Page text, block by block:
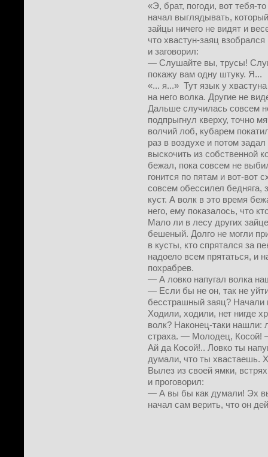
«Э, брат, погоди, вот тебя-
начал выглядывать,
зайцы ничего не видят и
что хвастун-заяц
и заговорил:
— Слушайте вы, трусы!
покажу вам одну штуку. Я...
«... я...» Тут язык у
на него волка. Другие не
Дальше случилась совсем
подпрыгнул кверху, точно
волчий лоб, кубарем
раз в воздухе и потом
выскочить из собственной
бежал, пока совсем не
гонится по пятам и вот-вот
совсем обессилел бедняга,
куст. А волк в это время
него, ему показалось, что
Мало ли в лесу других
бешеный. Долго не могли
в кусты, кто спрятался за
надоело всем прятаться, и
похрабрев.
— А ловко напугал волка
— Если бы не он, так не
бесстрашный заяц? Начали
Ходили, ходили, нет нигде
волк? Наконец-таки нашли:
страха. — Молодец, Косой!
Ай да Косой!.. Ловко ты
думали, что ты хвастаешь.
Вылез из своей ямки,
и проговорил:
— А вы бы как думали! Эх
начал сам верить, что он